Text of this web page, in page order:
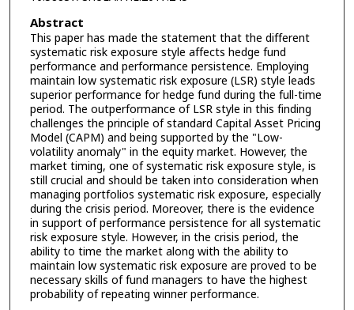
Abstract
This paper has made the statement that the different
systematic risk exposure style affects hedge fund
performance and performance persistence. Employing
maintain low systematic risk exposure (LSR) style leads
superior performance for hedge fund during the full-time
period. The outperformance of LSR style in this finding
challenges the principle of standard Capital Asset Pricing
Model (CAPM) and being supported by the "Low-
volatility anomaly" in the equity market. However, the
market timing, one of systematic risk exposure style, is
still crucial and should be taken into consideration when
managing portfolios systematic risk exposure, especially
during the crisis period. Moreover, there is the evidence
in support of performance persistence for all systematic
risk exposure style. However, in the crisis period, the
ability to time the market along with the ability to
maintain low systematic risk exposure are proved to be
necessary skills of fund managers to have the highest
probability of repeating winner performance.